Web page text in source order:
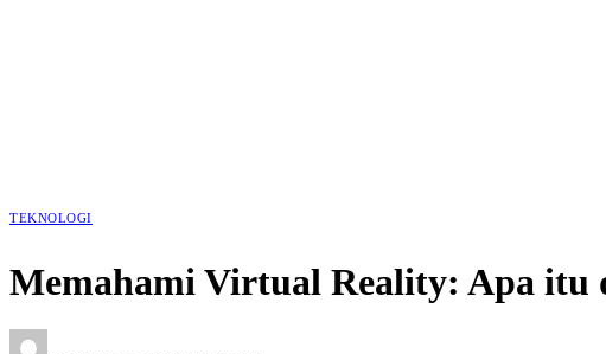
TEKNOLOGI
Memahami Virtual Reality: Apa itu